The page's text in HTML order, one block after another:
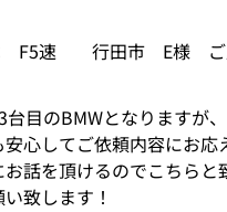
F5速 行田市 E様 ご成
台目のBMWとなりますが
安心してご依頼内容にお
お話を頂けるのでこちら
致します！